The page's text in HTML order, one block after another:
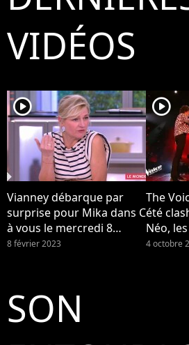
VIDÉOS
player2
Vianney débarque par
surprise pour Mika dans C
à vous le mercredi 8
février 2023 sur France 5...
8 février 2023
player2
The
été
Néo,
groupe
4 octobre
SON